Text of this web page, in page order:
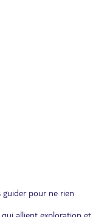
guider pour ne rien